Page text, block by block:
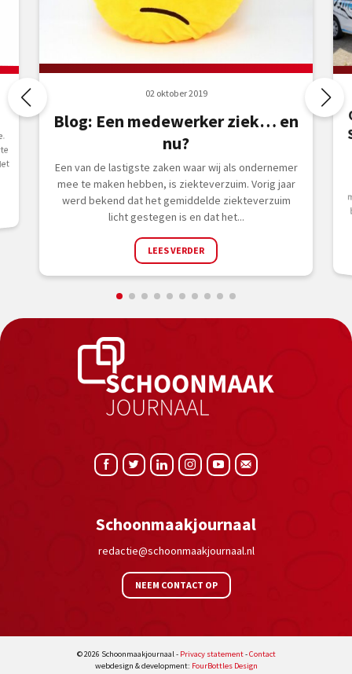
02 oktober 2019
Blog: Een medewerker ziek… en
nu?
Een van de lastigste zaken waar wij als ondernemer
mee te maken hebben, is ziekteverzuim. Vorig jaar
werd bekend dat het gemiddelde ziekteverzuim
licht gestegen is en dat het...
LEES VERDER
Schoonmaakjournaal
redactie@schoonmaakjournaal.nl
NEEM CONTACT OP
© 2026 Schoonmaakjournaal - Privacy statement-Contact
webdesign & development: FourBottles Design